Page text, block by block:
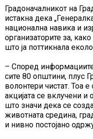
Градоначалникот на
истакна дека
национална навика и
организаторите за,
што ја поттикнала
– Според
сите 80 општини, плус
волонтери чистат. Тоа
акцијата се вклучени
што значи дека се
животната средина,
и нивно постојано